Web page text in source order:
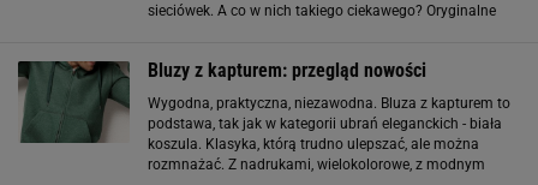
sieciówek. A co w nich takiego ciekawego? Oryginalne
Bluzy z kapturem: przegląd nowości
Wygodna, praktyczna, niezawodna. Bluza z kapturem to
podstawa, tak jak w kategorii ubrań eleganckich - biała
koszula. Klasyka, którą trudno ulepszać, ale można
rozmnażać. Z nadrukami, wielokolorowe, z modnym